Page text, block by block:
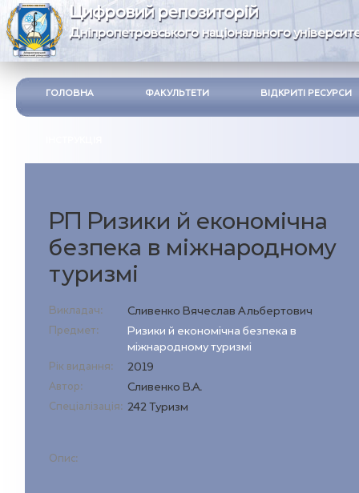
Цифровий репозиторій
Дніпропетровського національного
ГОЛОВНА ФАКУЛЬТЕТИ ВІДКРИТІ РЕСУРСИ
РП Ризики й економічна
безпека в міжнародному
туризмі
Викладач: Сливенко Вячеслав Альбертович
Предмет:
Ризики й економічна безпека в
міжнародному туризмі
Рік видання: 2019
Автор: Сливенко В.А.
Спеціалізація: 242 Туризм
Опис: